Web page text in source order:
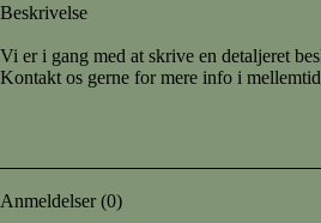
Beskrivelse
Vi er i gang med at skrive en detaljeret
Kontakt os gerne for mere info i
Anmeldelser (0)